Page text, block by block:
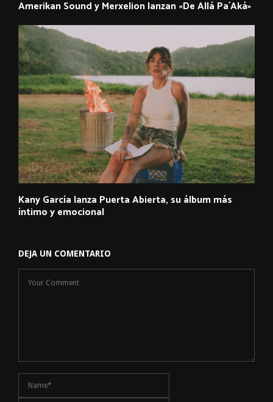
Amerikan Sound y Merxelion lanzan «De Allá Pa´Aká»
Kany García lanza Puerta Abierta, su álbum más
íntimo y emocional
DEJA UN COMENTARIO